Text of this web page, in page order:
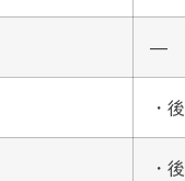
—
・
・